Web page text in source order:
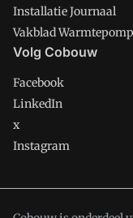
Installatie Journaal
Vakblad
Volg Cobouw
Facebook
LinkedIn
x
Instagram